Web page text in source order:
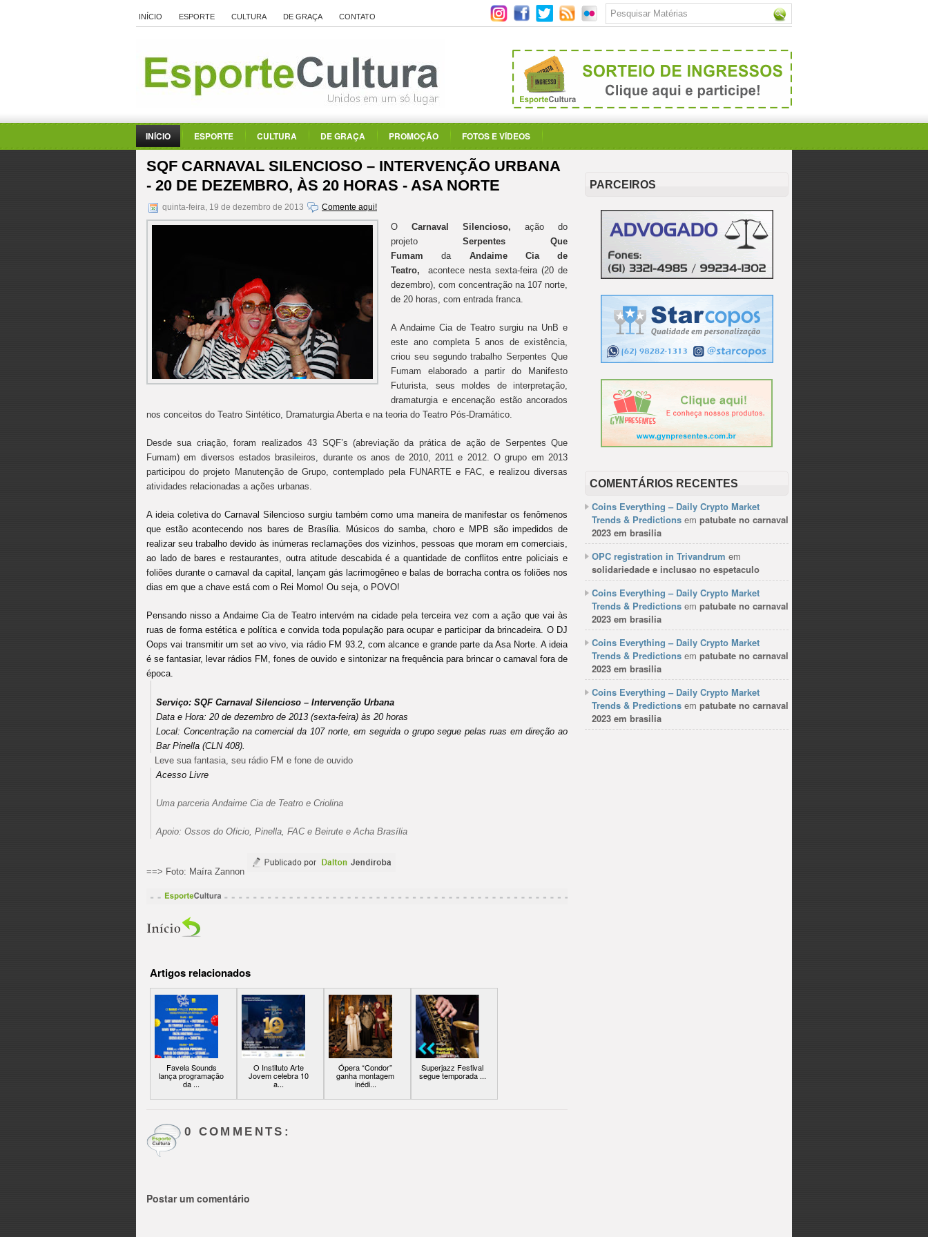
INÍCIO ESPORTE CULTURA DE GRAÇA CONTATO
INÍCIO ESPORTE CULTURA DE GRAÇA PROMOÇÃO FOTOS E VÍDEOS
SQF CARNAVAL SILENCIOSO – INTERVENÇÃO URBANA
- 20 DE DEZEMBRO, ÀS 20 HORAS - ASA NORTE
quinta-feira, 19 de dezembro de 2013 Comente aqui!
O Carnaval Silencioso, ação do
projeto Serpentes Que
FumamdaAndaime Cia de
Teatro,
acontece nesta sexta-feira (20 de
dezembro), com concentração na 107 norte,
de 20 horas, com entrada franca.
A Andaime Cia de Teatro surgiu na UnB e
este ano completa 5 anos de existência,
criou seu segundo trabalho Serpentes Que
Fumam elaborado a partir do Manifesto
Futurista, seus moldes de interpretação,
dramaturgia e encenação estão ancorados
nos conceitos do Teatro Sintético, Dramaturgia Aberta e na teoria do Teatro Pós-Dramático.
Desde sua criação, foram realizados 43 SQF’s (abreviação da prática de ação de Serpentes Que
Fumam) em diversos estados brasileiros, durante os anos de 2010, 2011 e 2012. O grupo em 2013
participou do projeto Manutenção de Grupo, contemplado pela FUNARTE e FAC, e realizou diversas
atividades relacionadas a ações urbanas.
A ideia coletiva do Carnaval Silencioso surgiu também como uma maneira de manifestar os fenômenos
que estão acontecendo nos bares de Brasília. Músicos do samba, choro e MPB são impedidos de
realizar seu trabalho devido às inúmeras reclamações dos vizinhos, pessoas que moram em comerciais,
ao lado de bares e restaurantes, outra atitude descabida é a quantidade de conflitos entre policiais e
foliões durante o carnaval da capital, lançam gás lacrimogêneo e balas de borracha contra os foliões nos
dias em que a chave está com o Rei Momo! Ou seja, o POVO!
Pensando nisso a Andaime Cia de Teatro intervém na cidade pela terceira vez com a ação que vai às
ruas de forma estética e política e convida toda população para ocupar e participar da brincadeira. O DJ
Oops vai transmitir um set ao vivo, via rádio FM 93.2, com alcance e grande parte da Asa Norte. A ideia
é se fantasiar, levar rádios FM, fones de ouvido e sintonizar na frequência para brincar o carnaval fora de
época.
Serviço: SQF Carnaval Silencioso – Intervenção Urbana
Data e Hora: 20 de dezembro de 2013 (sexta-feira) às 20 horas
Local: Concentração na comercial da 107 norte, em seguida o grupo segue pelas ruas em direção ao
Bar Pinella (CLN 408).
Leve sua fantasia, seu rádio FM e fone de ouvido
Acesso Livre
Uma parceria Andaime Cia de Teatro e Criolina
Apoio: Ossos do Oficio, Pinella, FAC e Beirute e Acha Brasília
==> Foto: Maíra Zannon
Artigos relacionados
Favela Sounds
lança programação
da ...
O Instituto Arte
Jovem celebra 10
a...
Ópera “Condor”
ganha montagem
inédi...
Superjazz Festival
segue temporada ...
0 COMMENTS:
Postar um comentário
PARCEIROS
COMENTÁRIOS RECENTES
Coins Everything – Daily Crypto Market
Trends & Predictions em patubate no carnaval
2023 em brasilia
OPC registration in Trivandrum em
solidariedade e inclusao no espetaculo
Coins Everything – Daily Crypto Market
Trends & Predictions em patubate no carnaval
2023 em brasilia
Coins Everything – Daily Crypto Market
Trends & Predictions em patubate no carnaval
2023 em brasilia
Coins Everything – Daily Crypto Market
Trends & Predictions em patubate no carnaval
2023 em brasilia